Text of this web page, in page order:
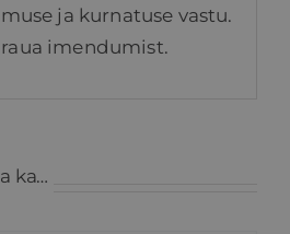
ja kurnatuse vastu.
imendumist.
ka…